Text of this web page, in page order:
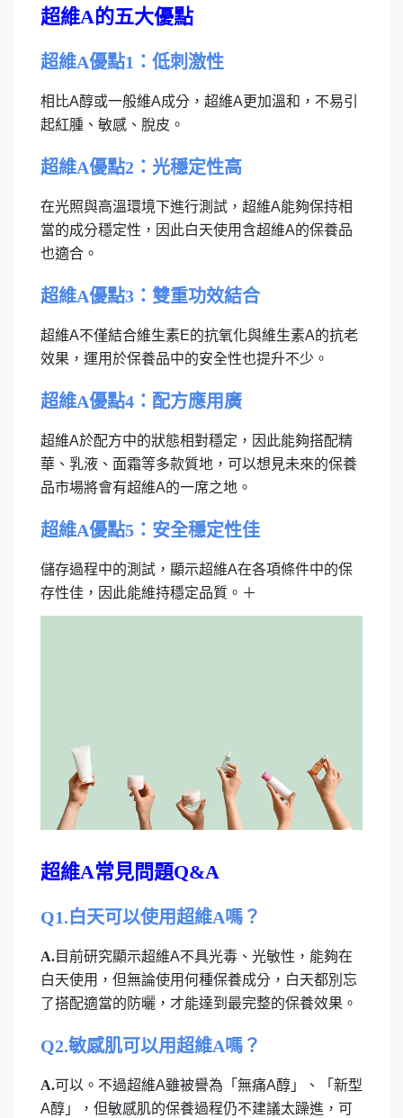
超維A的五大優點
超維A優點1：低刺激性
相比A醇或一般維A成分，超維A更加溫和，不易引
起紅腫、敏感、脫皮。
超維A優點2：光穩定性高
在光照與高溫環境下進行測試，超維A能夠保持相
當的成分穩定性，因此白天使用含超維A的保養品
也適合。
超維A優點3：雙重功效結合
超維A不僅結合維生素E的抗氧化與維生素A的抗老
效果，運用於保養品中的安全性也提升不少。
超維A優點4：配方應用廣
超維A於配方中的狀態相對穩定，因此能夠搭配精
華、乳液、面霜等多款質地，可以想見未來的保養
品市場將會有超維A的一席之地。
超維A優點5：安全穩定性佳
儲存過程中的測試，顯示超維A在各項條件中的保
存性佳，因此能維持穩定品質。＋
超維A常見問題Q&A
Q1.白天可以使用超維A嗎？
A.目前研究顯示超維A不具光毒、光敏性，能夠在
白天使用，但無論使用何種保養成分，白天都別忘
了搭配適當的防曬，才能達到最完整的保養效果。
Q2.敏感肌可以用超維A嗎？
A.可以。不過超維A雖被譽為「無痛A醇」、「新型
A醇」，但敏感肌的保養過程仍不建議太躁進，可